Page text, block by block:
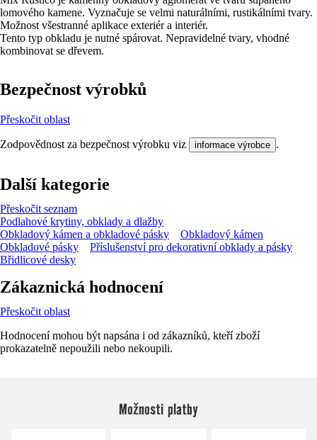
lomového kamene. Vyznačuje se velmi naturálními, rustikálními tvary.
Možnost všestranné aplikace exteriér a interiér.
Tento typ obkladu je nutné spárovat. Nepravidelné tvary, vhodné
kombinovat se dřevem.
Bezpečnost výrobků
Přeskočit oblast
Zodpovědnost za bezpečnost výrobku viz informace výrobce .
Další kategorie
Přeskočit seznam
Podlahové krytiny, obklady a dlažby
Obkladový kámen a obkladové pásky
Obkladový kámen
Obkladové pásky
Příslušenství pro dekorativní obklady a pásky
Břidlicové desky
Zákaznická hodnocení
Přeskočit oblast
Hodnocení mohou být napsána i od zákazníků, kteří zboží
prokazatelně nepoužili nebo nekoupili.
Možnosti platby